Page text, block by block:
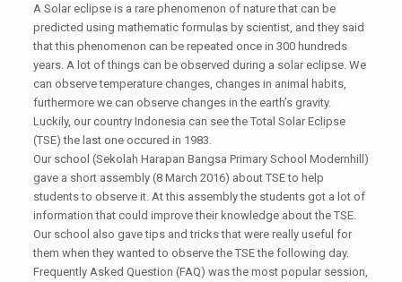
A Solar eclipse is a rare phenomenon of nature that can be
predicted using mathematic formulas by scientist, and they said
that this phenomenon can be repeated once in 300 hundreds
years. A lot of things can be observed during a solar eclipse. We
can observe temperature changes, changes in animal habits,
furthermore we can observe changes in the earth’s gravity.
Luckily, our country Indonesia can see the Total Solar Eclipse
(TSE) the last one occured in 1983.
Our school (Sekolah Harapan Bangsa Primary School Modernhill)
gave a short assembly (8 March 2016) about TSE to help
students to observe it. At this assembly the students got a lot of
information that could improve their knowledge about the TSE.
Our school also gave tips and tricks that were really useful for
them when they wanted to observe the TSE the following day.
Frequently Asked Question (FAQ) was the most popular session,